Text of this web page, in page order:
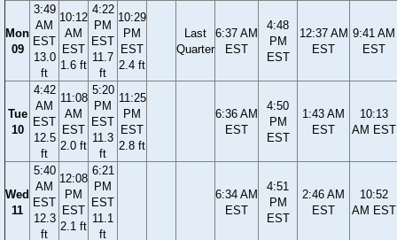
Mon
09
3:49
AM
EST
13.0
ft
10:12
AM
EST
1.6 ft
4:22
PM
EST
11.7
ft
10:29
PM
EST
2.4 ft
Last
Quarter
6:37 AM
EST
4:48
PM
EST
12:37 AM
EST
9:41 AM
EST
Tue
10
4:42
AM
EST
12.5
ft
11:08
AM
EST
2.0 ft
5:20
PM
EST
11.3
ft
11:25
PM
EST
2.8 ft
6:36 AM
EST
4:50
PM
EST
1:43 AM
EST
10:13
AM EST
Wed
11
5:40
AM
EST
12.3
ft
12:08
PM
EST
2.1 ft
6:21
PM
EST
11.1
ft
6:34 AM
EST
4:51
PM
EST
2:46 AM
EST
10:52
AM EST